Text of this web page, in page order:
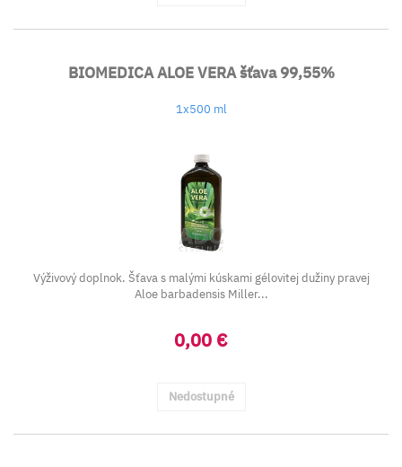
BIOMEDICA ALOE VERA šťava 99,55%
1x500 ml
Výživový doplnok. Šťava s malými kúskami gélovitej dužiny pravej
Aloe barbadensis Miller...
0,00 €
Nedostupné